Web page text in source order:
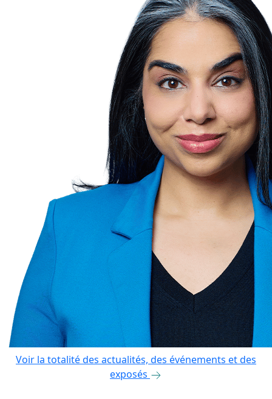
Voir la totalité des actualités, des événements et des
exposés